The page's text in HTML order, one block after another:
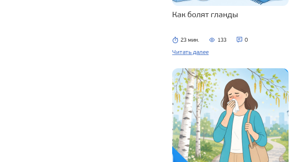
Как болят гланды
23 мин. 133 0
Читать далее